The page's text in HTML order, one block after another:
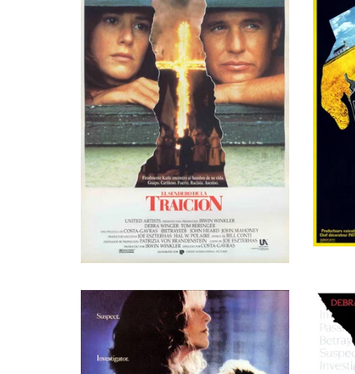
Рейд Сейберт
Band Member
Вик Вогт
Band Member
Фрэнк Хэрмон
Bureau Guard
Лерой Р. Хорн
Grandfather
W Wayne Arrants
Radio Caller
Мими Бенсингер
Radio Caller
Джудит С. Джейкобс
Radio Caller